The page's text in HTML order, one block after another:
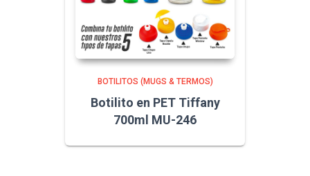
BOTILITOS (MUGS & TERMOS)
Botilito en PET Tiffany
700ml MU-246